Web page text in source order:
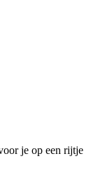
je op een rijtje